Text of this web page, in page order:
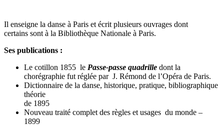
Il enseigne la danse à Paris et écrit plusieurs ouvrages dont
certains sont à la Bibliothèque Nationale à Paris.
Ses publications :
Le cotillon 1855 le Passe-passe quadrille dont la
chorégraphie fut réglée par J. Rémond de l’Opéra de Paris.
Dictionnaire de la danse, historique, pratique, bibliographique
théorie
de 1895
Nouveau traité complet des règles et usages du monde –
1899